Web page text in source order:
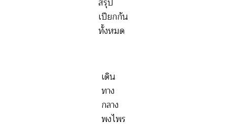
เปียกกัน
ทั้งหมด
เดิน
ทาง
กลาง
พงไพร